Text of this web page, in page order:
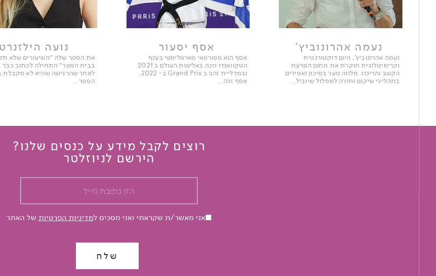
נעמה אהרונוביץ'
נעמה אהרונוביץ', היום דוקטורנטית
וקרימינולוגית חוקרת את תחום הפרעת
הקשב והריכוז. מלווה נוער בסיכון ואסירים
בתהליכי שיקום וחזרה למסלול שיוביל…
אסף יסעור
אסף הוא ספורטאי פאראלימפי בענף
הטקוואנדו וזכה באליפות העולם ב 2021
ובמדליית זהב ב Grand Prix ב- 2022.
אסף זכה…
נועה
את הספר שלה ״השיעורים שלא
לאחר שהרגישה שהיא לא מקבלת
הספר…
רוצים לקבל מידע על כנסים שלנו?
הירשם לניוזלטר
אני מאשר/ת שקראתי ואני מסכים למדיניות הפרטיות של האתר